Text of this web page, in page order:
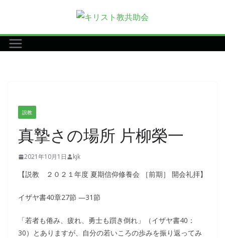
テ
ン
説教
真摯さの場所 片柳榮一
2021年10月1日 kjk
【説教 ２０２１年度 夏期信仰修養会 ［前期］ 開会礼拝】
イザヤ書40章27節 ―31節
「若者も倦み、疲れ、勇士も躓き倒れ」（イザヤ書40：
30）とありますが、自分の若いころの歩みを振り返ってみ